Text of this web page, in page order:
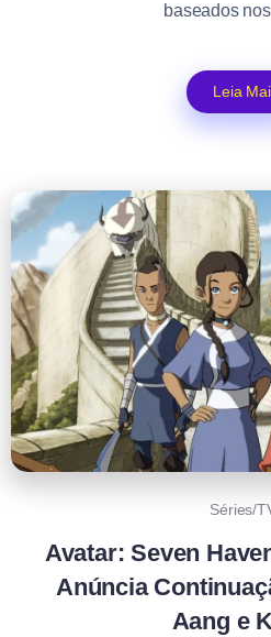
baseados
Leia
Séries/
Avatar: Seven
Anúncia
Aang e